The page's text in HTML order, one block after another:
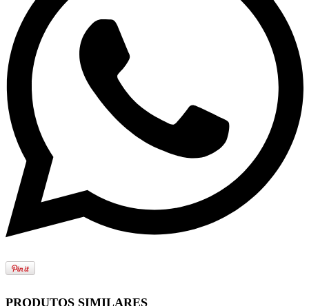
PRODUTOS SIMILARES